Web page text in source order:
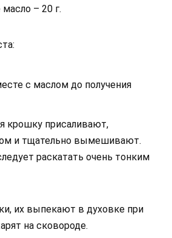
– 20 г.
с маслом до получения
крошку присаливают,
и тщательно вымешивают.
раскатать очень тонким
их выпекают в духовке при
на сковороде.